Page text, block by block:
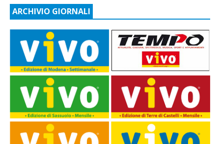
ARCHIVIO GIORNALI